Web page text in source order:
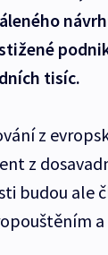
tisíc.
z
z
budou ale
a